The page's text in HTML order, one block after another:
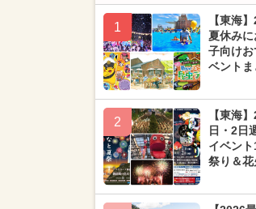
1
【東海
夏休み
子向けお
ベントま
2
【東海
日・2日
イベン
祭り＆花